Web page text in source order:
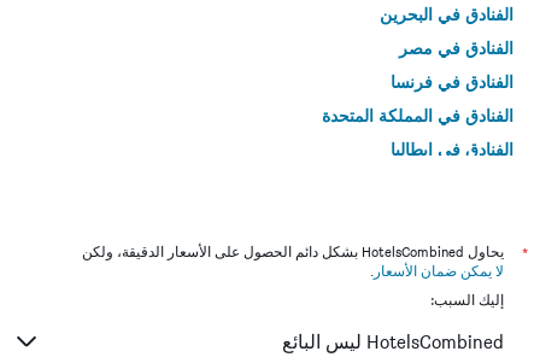
الفنادق في البحرين
الفنادق في مصر
الفنادق في فرنسا
الفنادق في المملكة المتحدة
الفنادق في إيطاليا
*
يحاول HotelsCombined بشكل دائم الحصول على الأسعار الدقيقة، ولكن
لا يمكن ضمان الأسعار .
إليك السبب:
HotelsCombined ليس البائع